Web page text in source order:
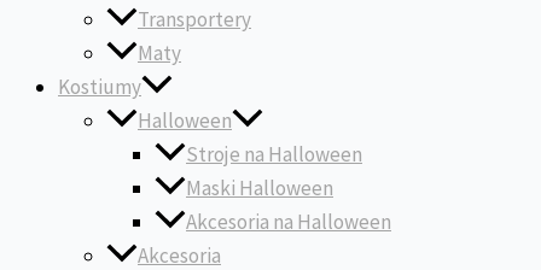
Transportery
Maty
Kostiumy
Halloween
Stroje na Halloween
Maski Halloween
Akcesoria na Halloween
Akcesoria